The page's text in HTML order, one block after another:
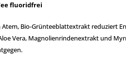
fluoridfrei
Bio-Grünteeblattextrakt reduziert
Vera, Magnolienrindenextrakt und